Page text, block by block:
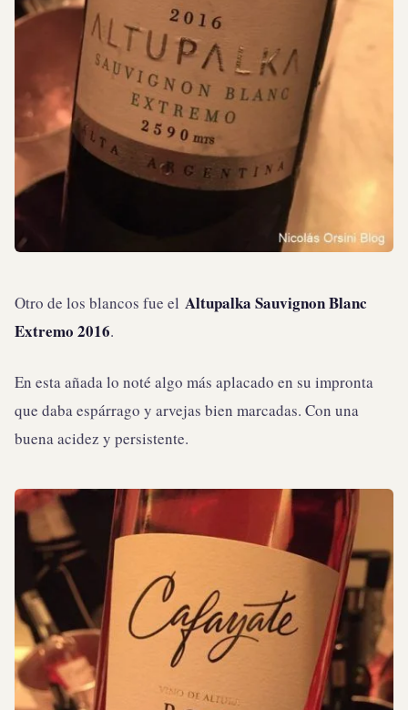
Otro de los blancos fue el Altupalka Sauvignon Blanc
Extremo 2016.
En esta añada lo noté algo más aplacado en su impronta
que daba espárrago y arvejas bien marcadas. Con una
buena acidez y persistente.